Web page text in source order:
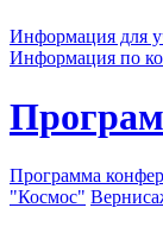
Информация для
Информация по
Программа
"Космос"